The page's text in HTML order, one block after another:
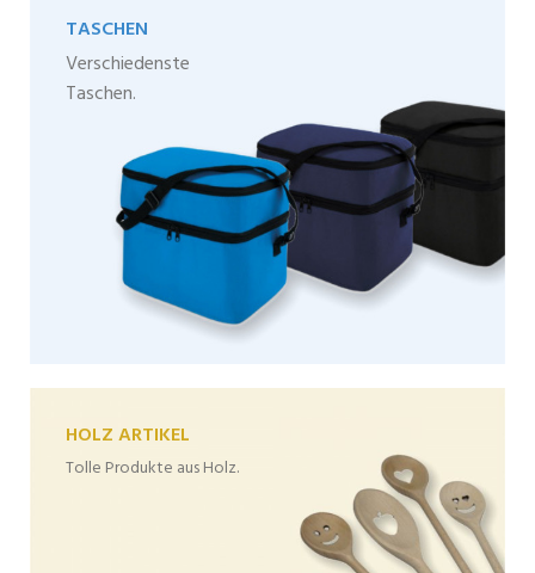
TASCHEN
Verschiedenste
Taschen.
HOLZ ARTIKEL
Tolle Produkte aus Holz.